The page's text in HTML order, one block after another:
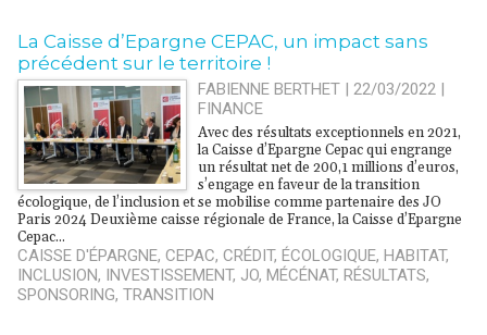
La Caisse d’Epargne CEPAC, un impact sans
précédent sur le territoire !
FABIENNE BERTHET | 22/03/2022 |
FINANCE
Avec des résultats exceptionnels en 2021,
la Caisse d’Epargne Cepac qui engrange
un résultat net de 200,1 millions d’euros,
s’engage en faveur de la transition
écologique, de l’inclusion et se mobilise comme partenaire des JO
Paris 2024 Deuxième caisse régionale de France, la Caisse d’Epargne
Cepac...
CAISSE D'ÉPARGNE, CEPAC, CRÉDIT, ÉCOLOGIQUE, HABITAT,
INCLUSION, INVESTISSEMENT, JO, MÉCÉNAT, RÉSULTATS,
SPONSORING, TRANSITION